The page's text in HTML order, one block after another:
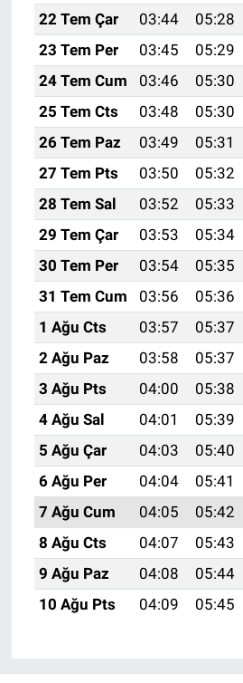
22 Tem Çar
03:44 05:28
23 Tem Per
03:45 05:29
24 Tem Cum
03:46 05:30
25 Tem Cts
03:48 05:30
26 Tem Paz
03:49 05:31
27 Tem Pts
03:50 05:32
28 Tem Sal
03:52 05:33
29 Tem Çar
03:53 05:34
30 Tem Per
03:54 05:35
31 Tem Cum
03:56 05:36
1 Ağu Cts
03:57 05:37
2 Ağu Paz
03:58 05:37
3 Ağu Pts
04:00 05:38
4 Ağu Sal
04:01 05:39
5 Ağu Çar
04:03 05:40
6 Ağu Per
04:04 05:41
7 Ağu Cum
04:05 05:42
8 Ağu Cts
04:07 05:43
9 Ağu Paz
04:08 05:44
10 Ağu Pts
04:09 05:45